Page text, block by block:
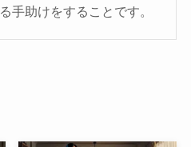
手助けをすることです。